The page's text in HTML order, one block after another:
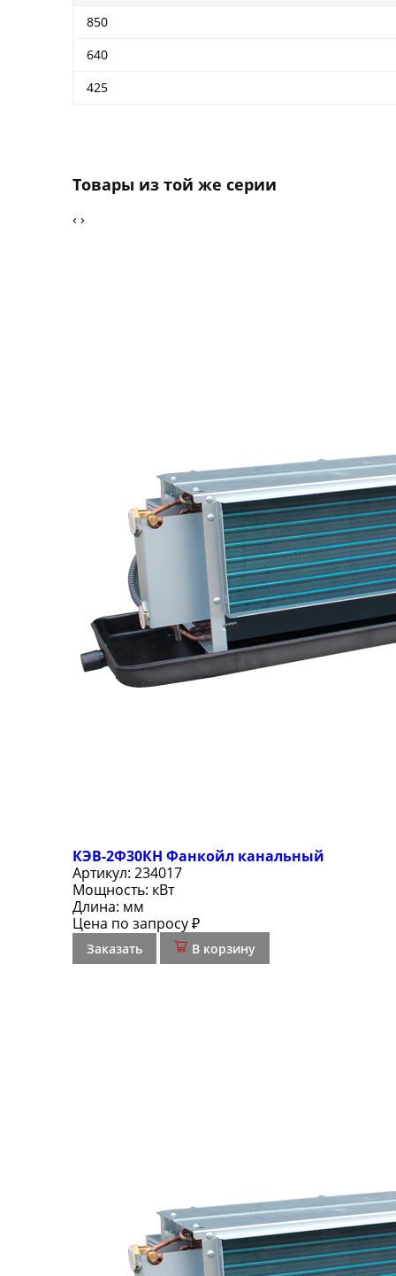
850
640
425
Товары из той же серии
‹ ›
КЭВ-2Ф30КН Фанкойл канальный
Артикул: 234017
Мощность: кВт
Длина: мм
Цена по запросу ₽
Заказать В корзину